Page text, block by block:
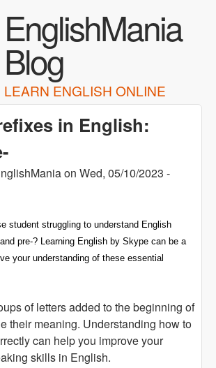
EnglishMania
Blog
LEARN ENGLISH ONLINE
in English:
on Wed, 05/10/2023 -
student struggling to understand English
pre-? Learning English by Skype can be a
your understanding of these essential
of letters added to the beginning of
their meaning. Understanding how to
can help you improve your
skills in English.